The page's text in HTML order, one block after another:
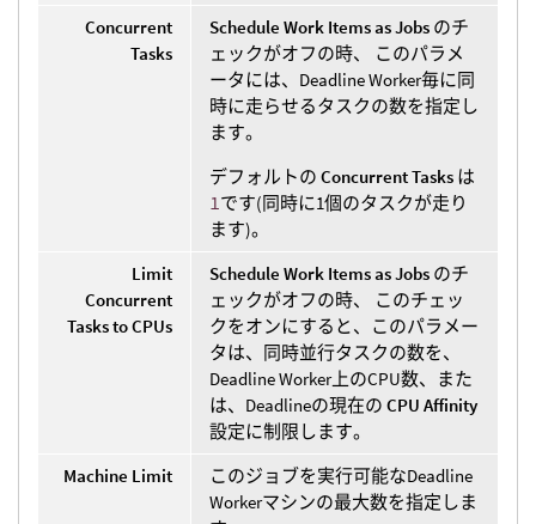
Concurrent
Tasks
Schedule Work Items as Jobs のチ
ェックがオフの時、 このパラメ
ータには、Deadline Worker毎に同
時に走らせるタスクの数を指定し
ます。
デフォルトの Concurrent Tasks は
1 です(同時に1個のタスクが走り
ます)。
Limit
Concurrent
Tasks to CPUs
Schedule Work Items as Jobs のチ
ェックがオフの時、 このチェッ
クをオンにすると、このパラメー
タは、同時並行タスクの数を、
Deadline Worker上のCPU数、また
は、Deadlineの現在の CPU Affinity
設定に制限します。
Machine Limit
このジョブを実行可能なDeadline
Workerマシンの最大数を指定しま